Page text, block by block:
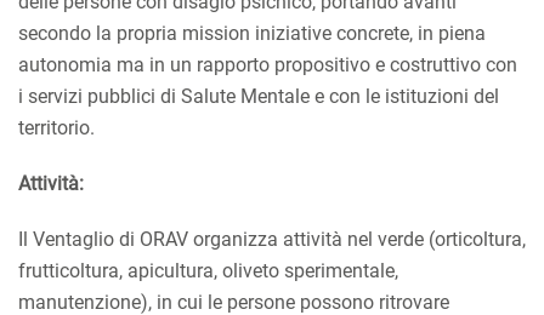
secondo la propria mission iniziative concrete, in piena
autonomia ma in un rapporto propositivo e costruttivo con
i servizi pubblici di Salute Mentale e con le istituzioni del
territorio.
Attività:
Il Ventaglio di ORAV organizza attività nel verde (orticoltura,
frutticoltura, apicultura, oliveto sperimentale,
manutenzione), in cui le persone possono ritrovare